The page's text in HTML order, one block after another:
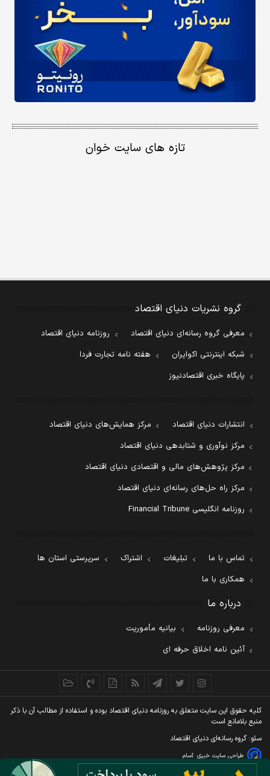
تازه های سایت خوان
گروه نشریات دنیای اقتصاد
معرفی گروه رسانه‌ای دنیای اقتصاد
روزنامه دنیای اقتصاد
شبکه اینترنتی اکوایران
هفته نامه تجارت فردا
پایگاه خبری اقتصادنیوز
انتشارات دنیای اقتصاد
مرکز همایش‌های دنیای اقتصاد
مرکز نوآوری و شتابدهی دنیای اقتصاد
مرکز پژوهش‌های مالی و اقتصادی دنیای اقتصاد
مرکز راه حل‌های رسانه‌ای دنیای اقتصاد
روزنامه انگلیسی Financial Tribune
تماس با ما تبلیغات اشتراک
سرپرستی استان ها
همکاری با ما
درباره ما
معرفی روزنامه
بیانیه مأموریت
آئین نامه اخلاق حرفه ای
کليه حقوق اين سايت متعلق به روزنامه دنيای اقتصاد بوده و استفاده از مطالب آن با ذکر
منبع بلامانع است
سئو: گروه رسانه‌ای دنیای اقتصاد
طراحی سایت خبری آسام